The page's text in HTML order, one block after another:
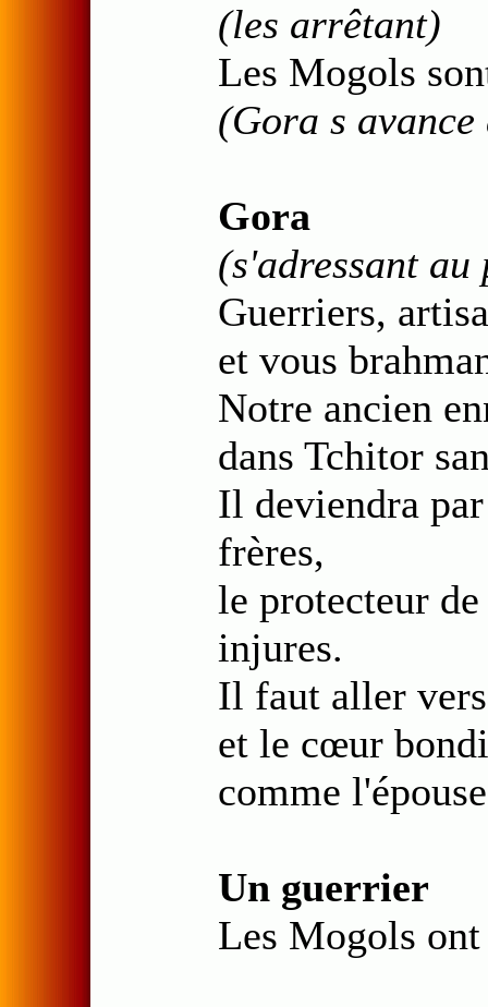
(les arrêtant)
Les Mogols
(Gora s
Gora
(s'adressant au
Guerriers,
et vous
Notre ancien
dans Tchitor
Il deviendra
frères,
le protecteur
injures.
Il faut aller
et le cœur
comme
Un guerrier
Les Mogols